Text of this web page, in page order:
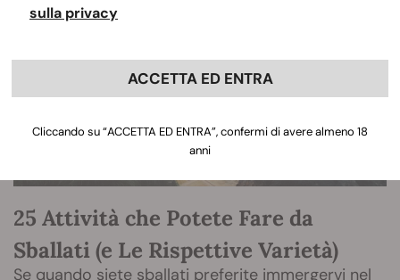
25 Attività che Potete Fare da
Sballati (e Le Rispettive Varietà)
Se quando siete sballati preferite immergervi nel
sulla privacy
ACCETTA ED ENTRA
Cliccando su “ACCETTA ED ENTRA”, confermi di avere almeno 18
anni